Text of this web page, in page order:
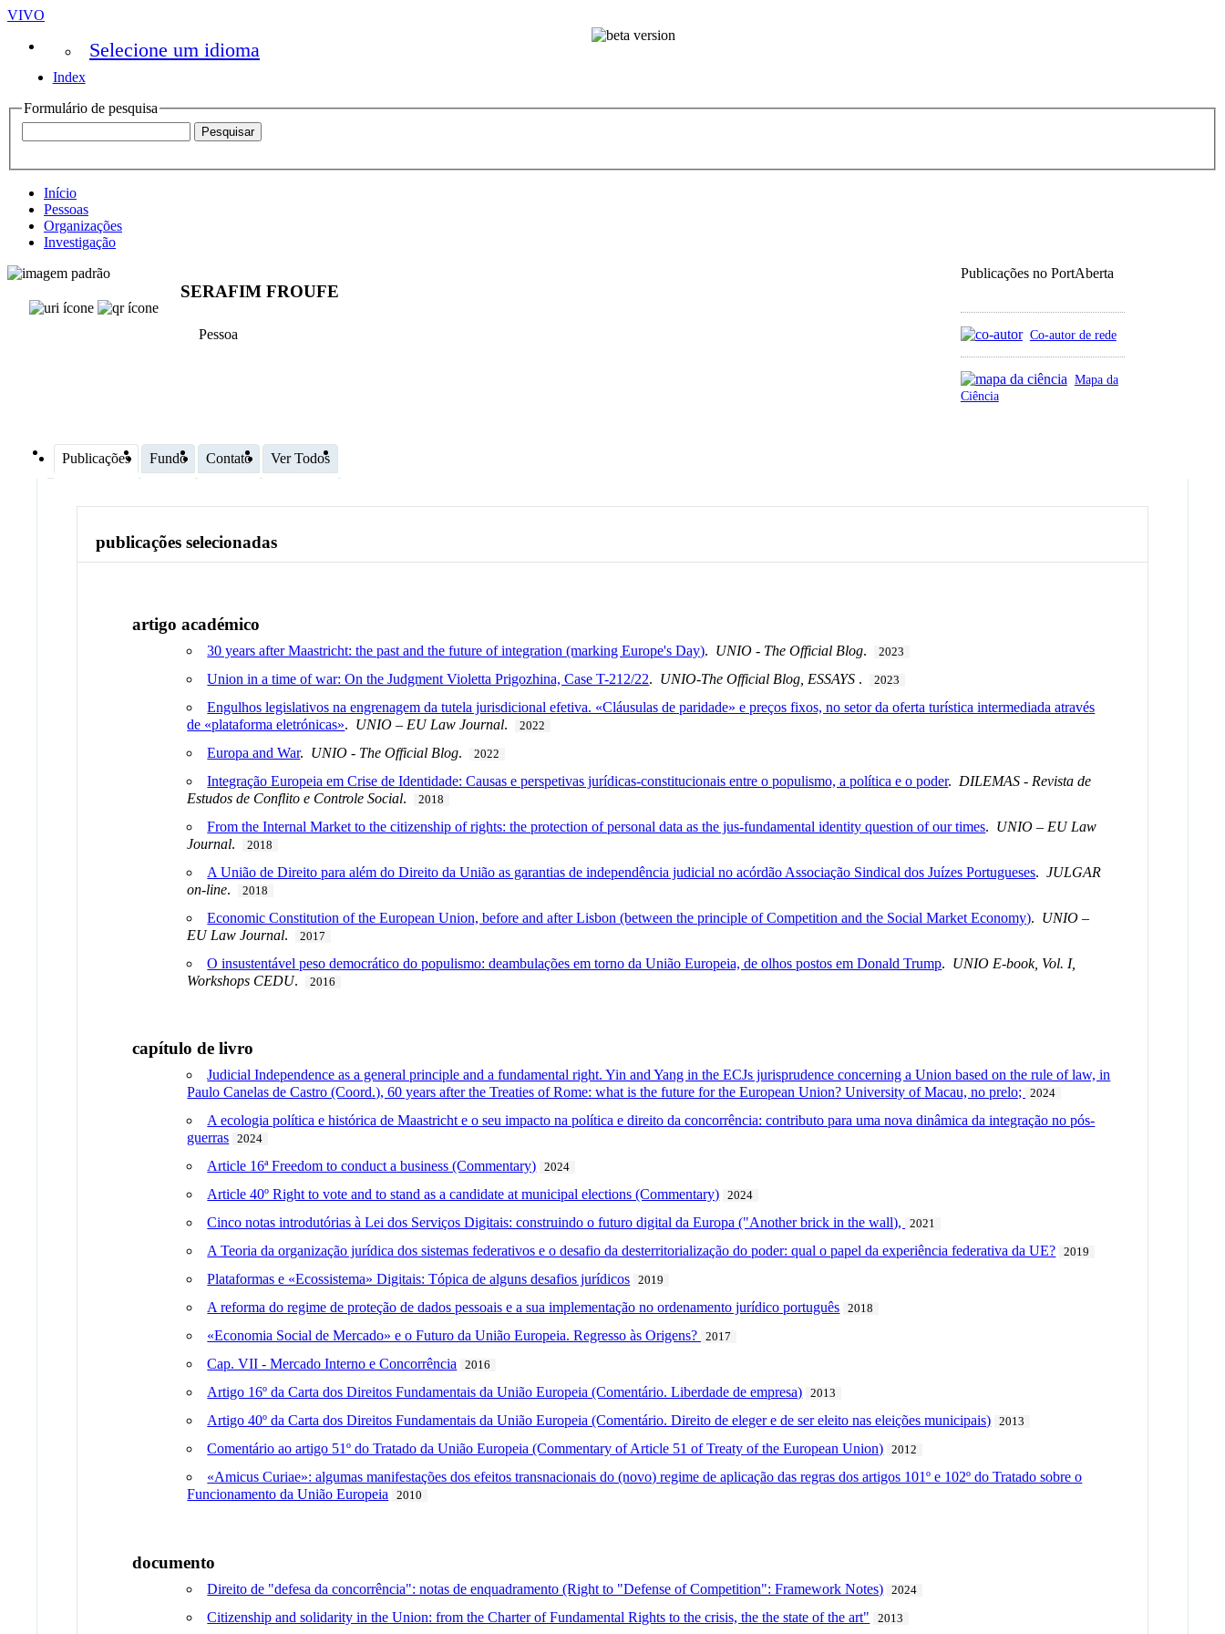
VIVO
Selecione um idioma
Index
Formulário de pesquisa
Início
Pessoas
Organizações
Investigação
Publicações no PortAberta
Co-autor de rede
Mapa da
Ciência
SERAFIM FROUFE
Pessoa
Publicações Fundo Contato Ver Todos
publicações selecionadas
artigo académico
30 years after Maastricht: the past and the future of integration (marking Europe's Day). UNIO - The Official Blog. 2023
Union in a time of war: On the Judgment Violetta Prigozhina, Case T-212/22. UNIO-The Official Blog, ESSAYS . 2023
Engulhos legislativos na engrenagem da tutela jurisdicional efetiva. «Cláusulas de paridade» e preços fixos, no setor da oferta turística intermediada através
de «plataforma eletrónicas». UNIO – EU Law Journal. 2022
Europa and War. UNIO - The Official Blog. 2022
Integração Europeia em Crise de Identidade: Causas e perspetivas jurídicas-constitucionais entre o populismo, a política e o poder. DILEMAS - Revista de
Estudos de Conflito e Controle Social. 2018
From the Internal Market to the citizenship of rights: the protection of personal data as the jus-fundamental identity question of our times. UNIO – EU Law
Journal. 2018
A União de Direito para além do Direito da União as garantias de independência judicial no acórdão Associação Sindical dos Juízes Portugueses.JULGAR
on-line. 2018
Economic Constitution of the European Union, before and after Lisbon (between the principle of Competition and the Social Market Economy). UNIO –
EU Law Journal. 2017
O insustentável peso democrático do populismo: deambulações em torno da União Europeia, de olhos postos em Donald Trump. UNIO E-book, Vol. I,
Workshops CEDU. 2016
capítulo de livro
Judicial Independence as a general principle and a fundamental right. Yin and Yang in the ECJs jurisprudence concerning a Union based on the rule of law, in
Paulo Canelas de Castro (Coord.), 60 years after the Treaties of Rome: what is the future for the European Union? University of Macau, no prelo;
2024
A ecologia política e histórica de Maastricht e o seu impacto na política e direito da concorrência: contributo para uma nova dinâmica da integração no pós-
guerras
2024
Article 16ª Freedom to conduct a business (Commentary) 2024
Article 40º Right to vote and to stand as a candidate at municipal elections (Commentary) 2024
Cinco notas introdutórias à Lei dos Serviços Digitais: construindo o futuro digital da Europa ("Another brick in the wall), 2021
A Teoria da organização jurídica dos sistemas federativos e o desafio da desterritorialização do poder: qual o papel da experiência federativa da UE? 2019
Plataformas e «Ecossistema» Digitais: Tópica de alguns desafios jurídicos 2019
A reforma do regime de proteção de dados pessoais e a sua implementação no ordenamento jurídico português 2018
«Economia Social de Mercado» e o Futuro da União Europeia. Regresso às Origens? 2017
Cap. VII - Mercado Interno e Concorrência 2016
Artigo 16º da Carta dos Direitos Fundamentais da União Europeia (Comentário. Liberdade de empresa) 2013
Artigo 40º da Carta dos Direitos Fundamentais da União Europeia (Comentário. Direito de eleger e de ser eleito nas eleições municipais) 2013
Comentário ao artigo 51º do Tratado da União Europeia (Commentary of Article 51 of Treaty of the European Union) 2012
«Amicus Curiae»: algumas manifestações dos efeitos transnacionais do (novo) regime de aplicação das regras dos artigos 101º e 102º do Tratado sobre o
Funcionamento da União Europeia
2010
documento
Direito de "defesa da concorrência": notas de enquadramento (Right to "Defense of Competition": Framework Notes) 2024
Citizenship and solidarity in the Union: from the Charter of Fundamental Rights to the crisis, the the state of the art" 2013